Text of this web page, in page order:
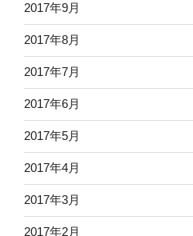
2017年9月
2017年8月
2017年7月
2017年6月
2017年5月
2017年4月
2017年3月
2017年2月